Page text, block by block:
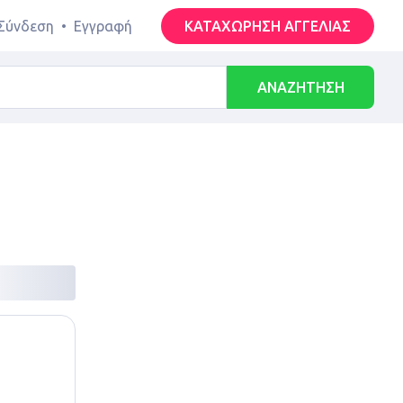
• Εγγραφή ΚΑΤΑΧΩΡΗΣΗ ΑΓΓΕΛΙΑΣ
ΑΝΑΖΗΤΗΣΗ